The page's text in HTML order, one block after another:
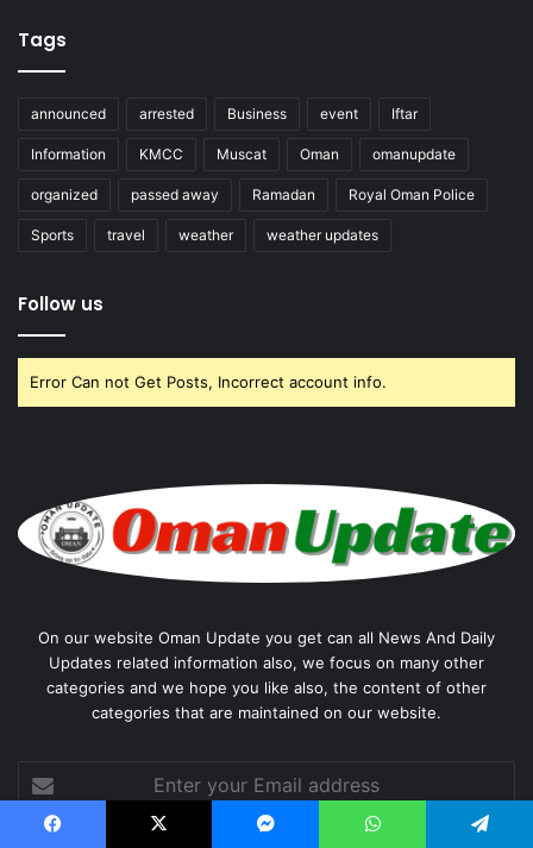
Tags
announced arrested Business event Iftar
Information KMCC Muscat Oman omanupdate
organized passed away Ramadan Royal Oman Police
Sports travel weather weather updates
Follow us
Error Can not Get Posts, Incorrect account info.
On our website Oman Update you get can all News And Daily
Updates related information also, we focus on many other
categories and we hope you like also, the content of other
categories that are maintained on our website.
your
Email